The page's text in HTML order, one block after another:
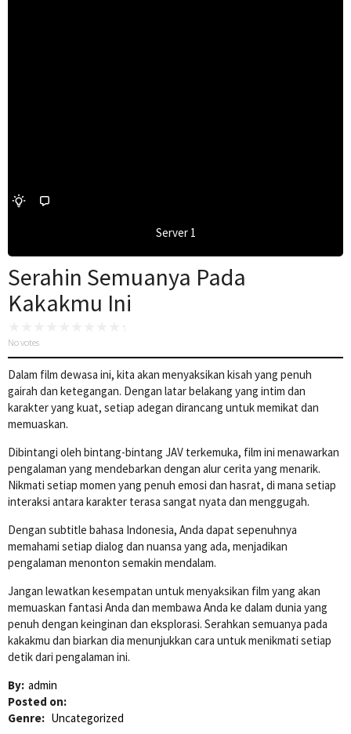
Server 1
Serahin Semuanya Pada
Kakakmu Ini
No votes
Dalam film dewasa ini, kita akan menyaksikan kisah yang penuh
gairah dan ketegangan. Dengan latar belakang yang intim dan
karakter yang kuat, setiap adegan dirancang untuk memikat dan
memuaskan.
Dibintangi oleh bintang-bintang JAV terkemuka, film ini menawarkan
pengalaman yang mendebarkan dengan alur cerita yang menarik.
Nikmati setiap momen yang penuh emosi dan hasrat, di mana setiap
interaksi antara karakter terasa sangat nyata dan menggugah.
Dengan subtitle bahasa Indonesia, Anda dapat sepenuhnya
memahami setiap dialog dan nuansa yang ada, menjadikan
pengalaman menonton semakin mendalam.
Jangan lewatkan kesempatan untuk menyaksikan film yang akan
memuaskan fantasi Anda dan membawa Anda ke dalam dunia yang
penuh dengan keinginan dan eksplorasi. Serahkan semuanya pada
kakakmu dan biarkan dia menunjukkan cara untuk menikmati setiap
detik dari pengalaman ini.
By: admin
Posted on:
Genre: Uncategorized